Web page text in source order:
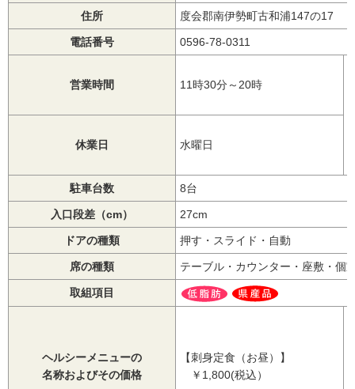
住所 度会郡南伊勢町古和浦147の17
電話番号 0596-78-0311
営業時間 11時30分～20時
休業日 水曜日
駐車台数 8台
入口段差（cm） 27cm
ドアの種類 押す・スライド・自動
席の種類 テーブル・カウンター・座敷・個
取組項目
ヘルシーメニューの
名称およびその価格
【刺身定食（お昼）】
￥1,800(税込）